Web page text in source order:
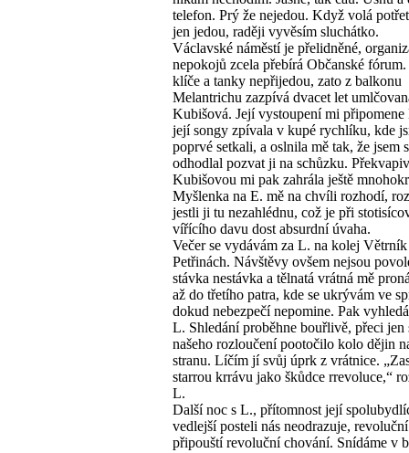
telefon. Prý že nejedou. Když volá
jen jedou, raději vyvěsím sluchátko.
Václavské náměstí je přelidněné,
nepokojů zcela přebírá Občanské
klíče a tanky nepřijedou, zato z balkonu
Melantrichu zazpívá dvacet let
Kubišová. Její vystoupení mi připomene
její songy zpívala v kupé rychlíku, kde
poprvé setkali, a oslnila mě tak, že jsem
odhodlal pozvat ji na schůzku.
Kubišovou mi pak zahrála ještě
Myšlenka na E. mě na chvíli rozhodí,
jestli ji tu nezahlédnu, což je při
vířícího davu dost absurdní úvaha.
Večer se vydávám za L. na kolej Větrník
Petřinách. Návštěvy ovšem nejsou
stávka nestávka a tělnatá vrátná mě
až do třetího patra, kde se ukrývám ve
dokud nebezpečí nepomine. Pak
L. Shledání proběhne bouřlivě, přeci jen
našeho rozloučení pootočilo kolo dějin
stranu. Líčím jí svůj úprk z vrátnice.
starrou krrávu jako škůdce rrevoluce,“
L.
Další noc s L., přítomnost její
vedlejší posteli nás neodrazuje,
připouští revoluční chování. Snídáme v